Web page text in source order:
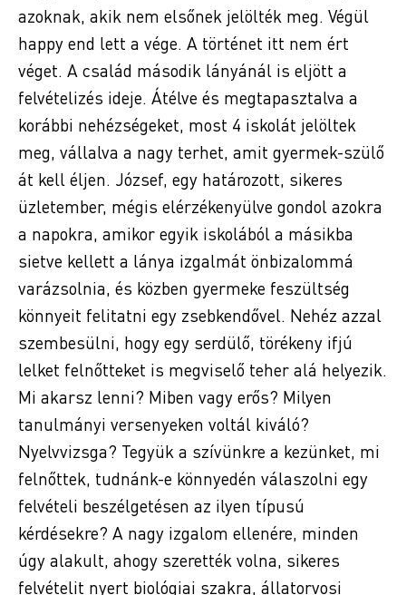
azoknak, akik nem elsőnek jelölték meg. Végül
happy end lett a vége. A történet itt nem ért
véget. A család második lányánál is eljött a
felvételizés ideje. Átélve és megtapasztalva a
korábbi nehézségeket, most 4 iskolát jelöltek
meg, vállalva a nagy terhet, amit gyermek-szülő
át kell éljen. József, egy határozott, sikeres
üzletember, mégis elérzékenyülve gondol azokra
a napokra, amikor egyik iskolából a másikba
sietve kellett a lánya izgalmát önbizalommá
varázsolnia, és közben gyermeke feszültség
könnyeit felitatni egy zsebkendővel. Nehéz azzal
szembesülni, hogy egy serdülő, törékeny ifjú
lelket felnőtteket is megviselő teher alá helyezik.
Mi akarsz lenni? Miben vagy erős? Milyen
tanulmányi versenyeken voltál kiváló?
Nyelvvizsga? Tegyük a szívünkre a kezünket, mi
felnőttek, tudnánk-e könnyedén válaszolni egy
felvételi beszélgetésen az ilyen típusú
kérdésekre? A nagy izgalom ellenére, minden
úgy alakult, ahogy szerették volna, sikeres
felvételit nyert biológiai szakra, állatorvosi